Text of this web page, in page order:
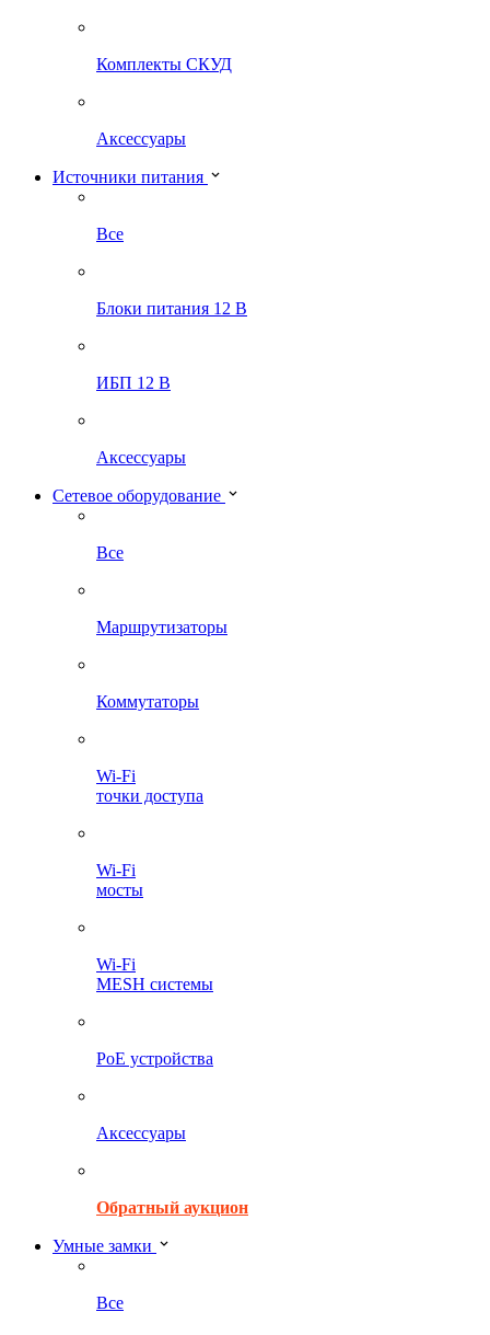
Комплекты СКУД
Аксессуары
Источники питания
Все
Блоки питания 12 В
ИБП 12 В
Аксессуары
Сетевое оборудование
Все
Маршрутизаторы
Коммутаторы
Wi-Fi
точки доступа
Wi-Fi
мосты
Wi-Fi
MESH системы
PoE устройства
Аксессуары
Обратный аукцион
Умные замки
Все